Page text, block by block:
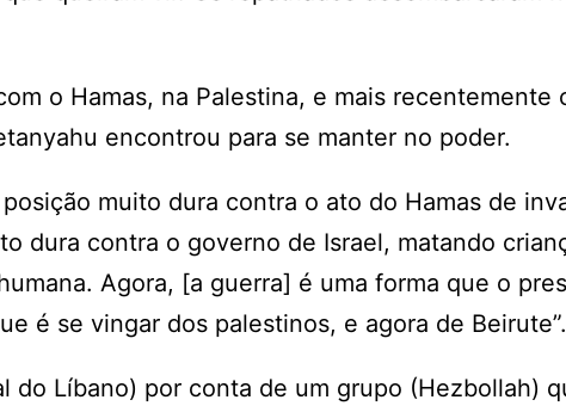
o Hamas, na Palestina, e mais recentemente
encontrou para se manter no poder.
muito dura contra o ato do Hamas de
dura contra o governo de Israel, matando
Agora, [a guerra] é uma forma que o
é se vingar dos palestinos, e agora de Beirute”.
do Líbano) por conta de um grupo (Hezbollah)